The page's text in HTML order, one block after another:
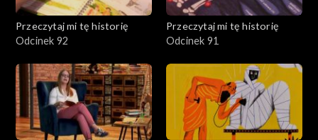
Przeczytaj mi tę historię
Odcinek 92
Przeczytaj mi tę historię
Odcinek 91